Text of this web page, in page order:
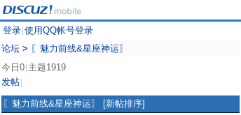
登录 使用QQ帐号登录
论坛 > 〖魅力前线&星座神运〗
今日0 主题1919
发帖
〖魅力前线&星座神运〗
[新帖排序]